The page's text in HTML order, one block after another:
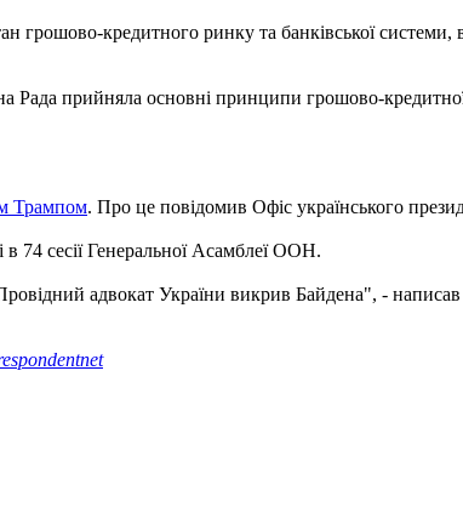
грошово-кредитного ринку та банківської
прийняла основні принципи грошово-кредитної
Трампом. Про це повідомив Офіс українського
в 74 сесії Генеральної Асамблеї ООН.
адвокат України викрив Байдена", -